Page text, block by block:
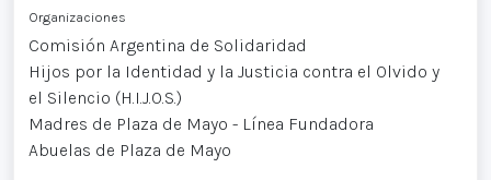
Organizaciones
Comisión Argentina de Solidaridad
Hijos por la Identidad y la Justicia contra el Olvido y
el Silencio (H.I.J.O.S.)
Madres de Plaza de Mayo - Línea Fundadora
Abuelas de Plaza de Mayo